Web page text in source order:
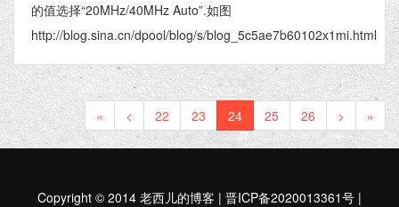
的值选择“20MHz/40MHz Auto”.如图
http://blog.sina.cn/dpool/blog/s/blog_5c5ae7b60102x1mi.html
« < 22 23 24 25 26 > »
Copyright © 2014 老西儿的博客 | 晋ICP备2020013361号 |